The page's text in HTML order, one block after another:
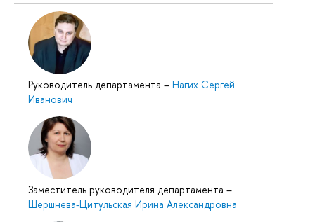
Руководитель департамента – Нагих Сергей
Иванович
Заместитель руководителя департамента –
Шершнева-Цитульская Ирина Александровна